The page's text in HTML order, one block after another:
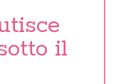
il